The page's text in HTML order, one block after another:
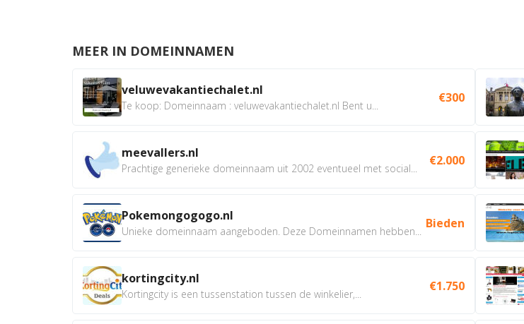
MEER IN DOMEINNAMEN
veluwevakantiechalet.nl
Te koop: Domeinnaam : veluwevakantiechalet.nl Bent u...
€300
meevallers.nl
Prachtige generieke domeinnaam uit 2002 eventueel met social...
€2.000
Pokemongogogo.nl
Unieke domeinnaam aangeboden. Deze Domeinnamen hebben...
Bieden
kortingcity.nl
Kortingcity is een tussenstation tussen de winkelier,...
€1.750